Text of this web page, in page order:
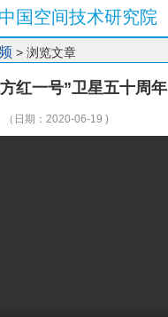
中国空间技术研究院
> 浏览文章
红一号”卫星五十周年
（日期：2020-06-19 )